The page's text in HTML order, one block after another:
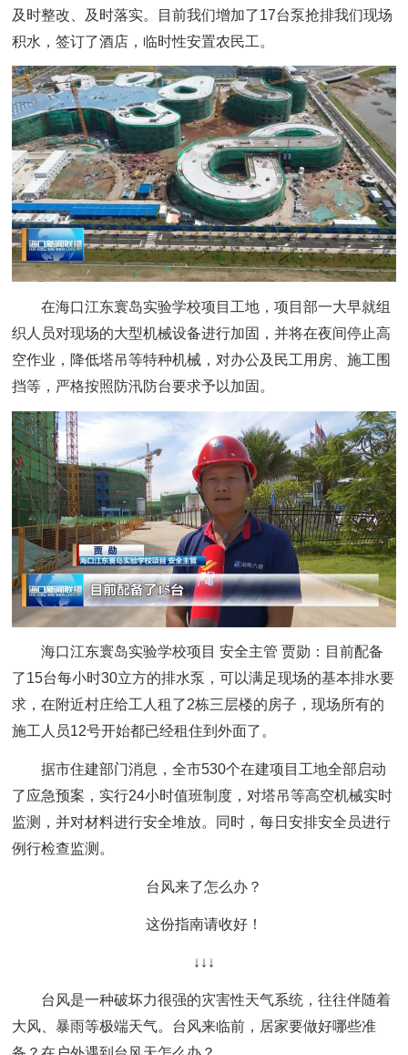
及时整改、及时落实。目前我们增加了17台泵抢排我们现场
积水，签订了酒店，临时性安置农民工。
在海口江东寰岛实验学校项目工地，项目部一大早就组
织人员对现场的大型机械设备进行加固，并将在夜间停止高
空作业，降低塔吊等特种机械，对办公及民工用房、施工围
挡等，严格按照防汛防台要求予以加固。
海口江东寰岛实验学校项目 安全主管 贾勋： 目前配备
了15台每小时30立方的排水泵，可以满足现场的基本排水要
求，在附近村庄给工人租了2栋三层楼的房子，现场所有的
施工人员12号开始都已经租住到外面了。
据市住建部门消息，全市530个在建项目工地全部启动
了应急预案，实行24小时值班制度，对塔吊等高空机械实时
监测，并对材料进行安全堆放。同时，每日安排安全员进行
例行检查监测。
台风来了怎么办？
这份指南请收好！
↓↓↓
台风是一种破坏力很强的灾害性天气系统，往往伴随着
大风、暴雨等极端天气。台风来临前，居家要做好哪些准